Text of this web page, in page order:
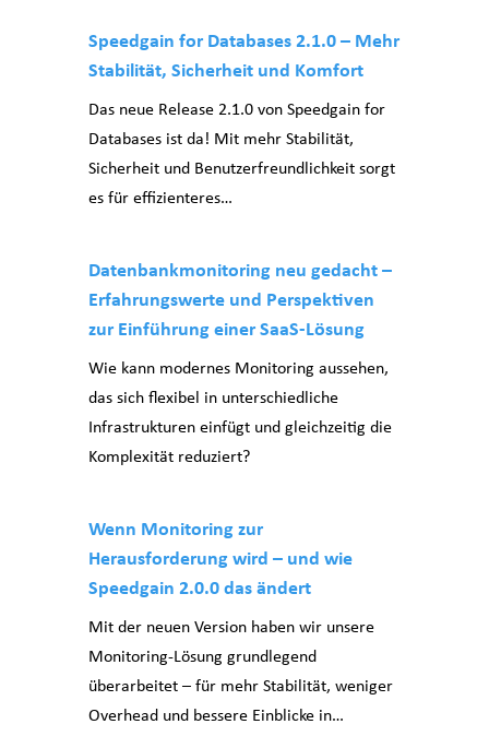
Speedgain for Databases 2.1.0 – Mehr
Stabilität, Sicherheit und Komfort
Das neue Release 2.1.0 von Speedgain for
Databases ist da! Mit mehr Stabilität,
Sicherheit und Benutzerfreundlichkeit sorgt
es für effizienteres…
Datenbankmonitoring neu gedacht –
Erfahrungswerte und Perspektiven
zur Einführung einer SaaS-Lösung
Wie kann modernes Monitoring aussehen,
das sich flexibel in unterschiedliche
Infrastrukturen einfügt und gleichzeitig die
Komplexität reduziert?
Wenn Monitoring zur
Herausforderung wird – und wie
Speedgain 2.0.0 das ändert
Mit der neuen Version haben wir unsere
Monitoring-Lösung grundlegend
überarbeitet – für mehr Stabilität, weniger
Overhead und bessere Einblicke in…